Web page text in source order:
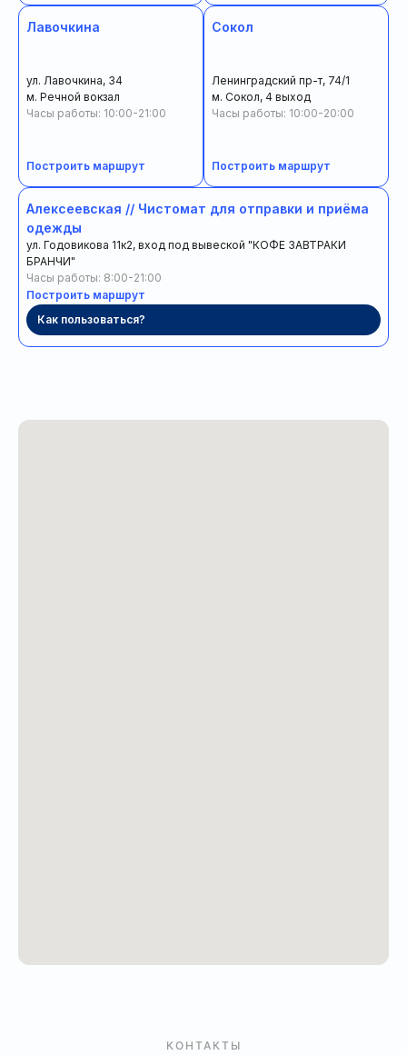
Лавочкина
ул. Лавочкина, 34
м. Речной вокзал
Часы работы: 10:00-21:00
Построить маршрут
Сокол
Ленинградский пр-т, 74/1
м. Сокол, 4 выход
Часы работы: 10:00-20:00
Построить маршрут
Алексеевская // Чистомат для отправки и приёма
одежды
ул. Годовикова 11к2, вход под вывеской "КОФЕ ЗАВТРАКИ
БРАНЧИ"
Часы работы: 8:00-21:00
Построить маршрут
Как пользоваться?
КОНТАКТЫ